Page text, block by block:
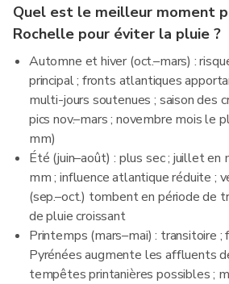
Quel est le meilleur moment
Rochelle pour éviter la pluie ?
Automne et hiver (oct.–mars) :
principal ; fronts atlantiques
multi-jours soutenues ; saison des
pics nov.–mars ; novembre mois le
mm)
Été (juin–août) : plus sec ; juillet en
mm ; influence atlantique réduite ;
(sep.–oct.) tombent en période de
de pluie croissant
Printemps (mars–mai) : transitoire
Pyrénées augmente les affluents
tempêtes printanières possibles ;